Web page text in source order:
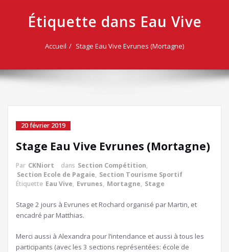
Étiquette dans Eau Vive
Accueil Stage Eau Vive Evrunes (Mortagne)
20 février 2019
Stage Eau Vive Evrunes (Mortagne)
Par CKNiort dans Section Compétition,
Section Ecole de Pagaie, Section Tourisme Sportif
Étiquette Eau Vive, Evrunes, Mortagne, Stage
Stage 2 jours à Evrunes et Rochard organisé par Martin, et
encadré par Matthias.
Merci aussi à Alexandra pour l’intendance et aussi à tous les
participants (avec les 3 sections représentées: école de